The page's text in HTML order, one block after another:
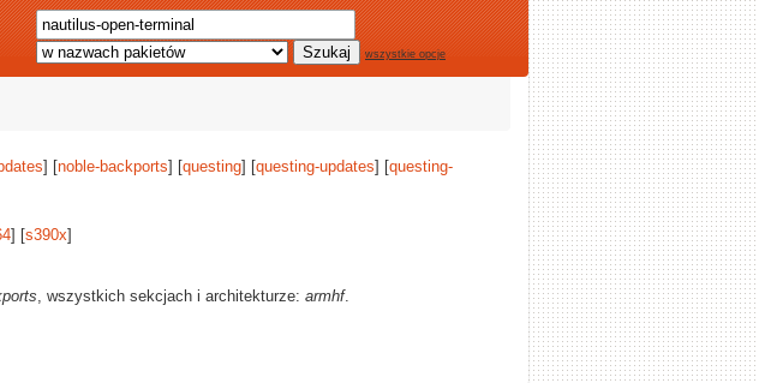
wszystkie opcje
] [noble-backports] [questing] [questing-updates] [questing-
] [s390x]
, wszystkich sekcjach i architekturze: armhf.